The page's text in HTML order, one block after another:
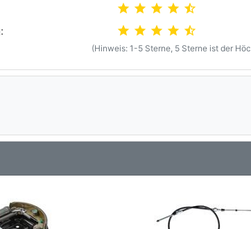
star star star star star_half
star star star star star_half
(Hinweis: 1-5 Sterne, 5 Sterne ist der